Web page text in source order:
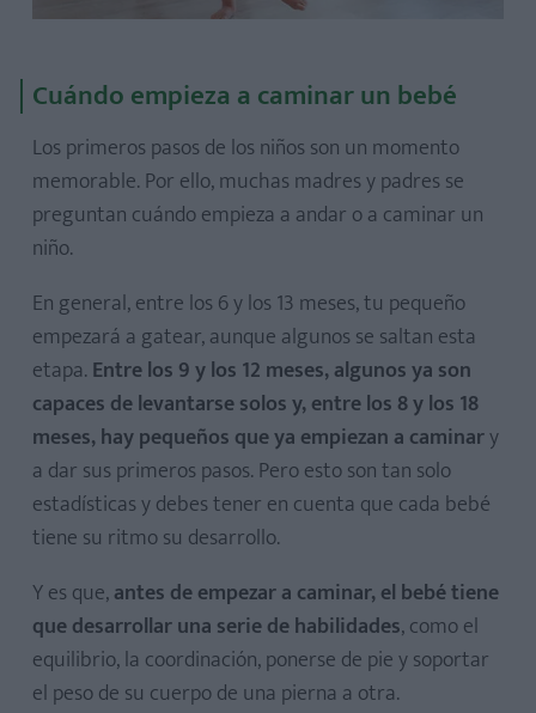
Cuándo empieza a caminar un bebé
Los primeros pasos de los niños son un momento
memorable. Por ello, muchas madres y padres se
preguntan cuándo empieza a andar o a caminar un
niño.
En general, entre los 6 y los 13 meses, tu pequeño
empezará a gatear, aunque algunos se saltan esta
etapa. Entre los 9 y los 12 meses, algunos ya son
capaces de levantarse solos y, entre los 8 y los 18
meses, hay pequeños que ya empiezan a caminary
a dar sus primeros pasos. Pero esto son tan solo
estadísticas y debes tener en cuenta que cada bebé
tiene su ritmo su desarrollo.
Y es que,antes de empezar a caminar, el bebé tiene
que desarrollar una serie de habilidades, como el
equilibrio, la coordinación, ponerse de pie y soportar
el peso de su cuerpo de una pierna a otra.